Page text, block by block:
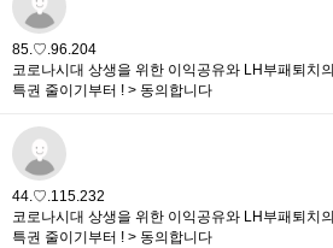
85.♡.96.204
코로나시대 상생을 위한 이익공유와 LH부패퇴치
특권 줄이기부터 ! > 동의합니다
44.♡.115.232
코로나시대 상생을 위한 이익공유와 LH부패퇴치
특권 줄이기부터 ! > 동의합니다